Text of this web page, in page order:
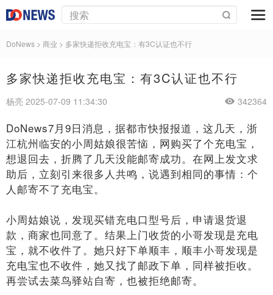
DoNews > 商业 > 多家快递拒收充电宝：有3C认证也不行
多家快递拒收充电宝：有3C认证也不行
杨亮 2025-07-09 11:34:30 342364
DoNews7月9日消息，据都市快报报道，这几天，浙
江杭州临安的小周姑娘很苦恼，网购买了个充电宝，
想退回去，折腾了几天没能邮寄成功。在网上发文求
助后，立刻引来很多人共鸣，说遇到相同的事情：个
人邮寄不了充电宝。
小周姑娘说，发现买错充电口型号后，申请退货退
款，商家也同意了。结果上门收货的小哥发现是充电
宝，就不收件了。她只好下单顺丰，顺丰小哥发现是
充电宝也不收件，她又找了邮政下单，同样被拒收。
再尝试去菜鸟驿站自寄，也被拒绝邮寄。